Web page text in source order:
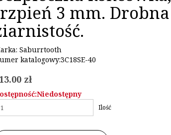
3 mm. Drobna
Saburrtooth
katalogowy:3C18SE-40
zł
Ilość